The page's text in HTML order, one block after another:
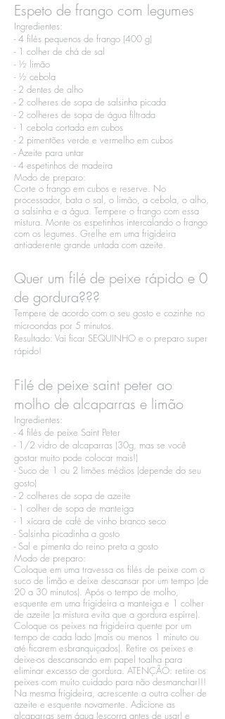
Espeto de frango com legumes
Ingredientes:​
- 4 filés pequenos de frango (400 g)​
- 1 colher de chá de sal​
- ½ limão​
- ½ cebola​
- 2 dentes de alho​
- 2 colheres de sopa de salsinha picada​
- 2 colheres de sopa de água filtrada​
- 1 cebola cortada em cubos​
- 2 pimentões verde e vermelho em cubos​
- Azeite para untar​
- 4 espetinhos de madeira
Modo de preparo:​
Corte o frango em cubos e reserve. No
processador, bata o sal, o limão, a cebola, o alho,
a salsinha e a água. Tempere o frango com essa
mistura. Monte os espetinhos intercalando o frango
com os legumes. Grelhe em uma frigideira
antiaderente grande untada com azeite.
Quer um filé de peixe rápido e 0
de gordura???
Tempere de acordo com o seu gosto e cozinhe no
microondas por 5 minutos.​
Resultado: Vai ficar SEQUINHO e o preparo super
rápido!
Filé de peixe saint peter ao
molho de alcaparras e limão
Ingredientes:​
- 4 filés de peixe Saint Peter​
- 1/2 vidro de alcaparras (30g, mas se você
gostar muito pode colocar mais!)​
- Suco de 1 ou 2 limões médios (depende do seu
gosto)​
- 2 colheres de sopa de azeite​
- 1 colher de sopa de manteiga​
- 1 xícara de café de vinho branco seco​
- Salsinha picadinha a gosto​
- Sal e pimenta do reino preta a gosto
Modo de preparo:​
Coloque em uma travessa os filés de peixe com o
suco de limão e deixe descansar por um tempo (de
20 a 30 minutos). Após o tempo de molho,
esquente em uma frigideira a manteiga e 1 colher
de azeite (a mistura evita que a gordura espirre).
Coloque os peixes na frigideira quente por um
tempo de cada lado (mais ou menos 1 minuto ou
até ficarem esbranquiçados). Retire os peixes e
deixe-os descansando em papel toalha para
eliminar excesso de gordura. ATENÇÃO: retire os
peixes com muito cuidado para não desmanchar!!!
Na mesma frigideira, acrescente a outra colher de
azeite e esquente novamente. Adicione as
alcaparras sem água (escorra antes de usar) e